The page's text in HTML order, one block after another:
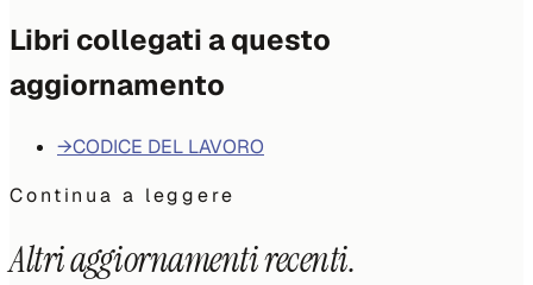
Libri collegati a questo
aggiornamento
→CODICE DEL LAVORO
Continua a leggere
Altri aggiornamenti recenti.